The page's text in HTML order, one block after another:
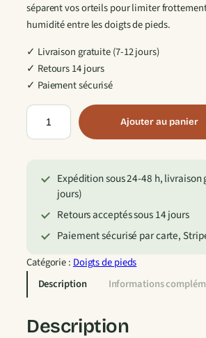
séparent vos orteils pour limiter
humidité entre les doigts de pieds.
✓ Livraison gratuite (7-12 jours)
✓ Retours 14 jours
✓ Paiement sécurisé
q
e
h
u
Ajouter au panier
Expédition sous 24-48 h,
jours)
Retours acceptés sous 14 jours
Paiement sécurisé par carte,
Catégorie : Doigts de pieds
Description
Informations
Description